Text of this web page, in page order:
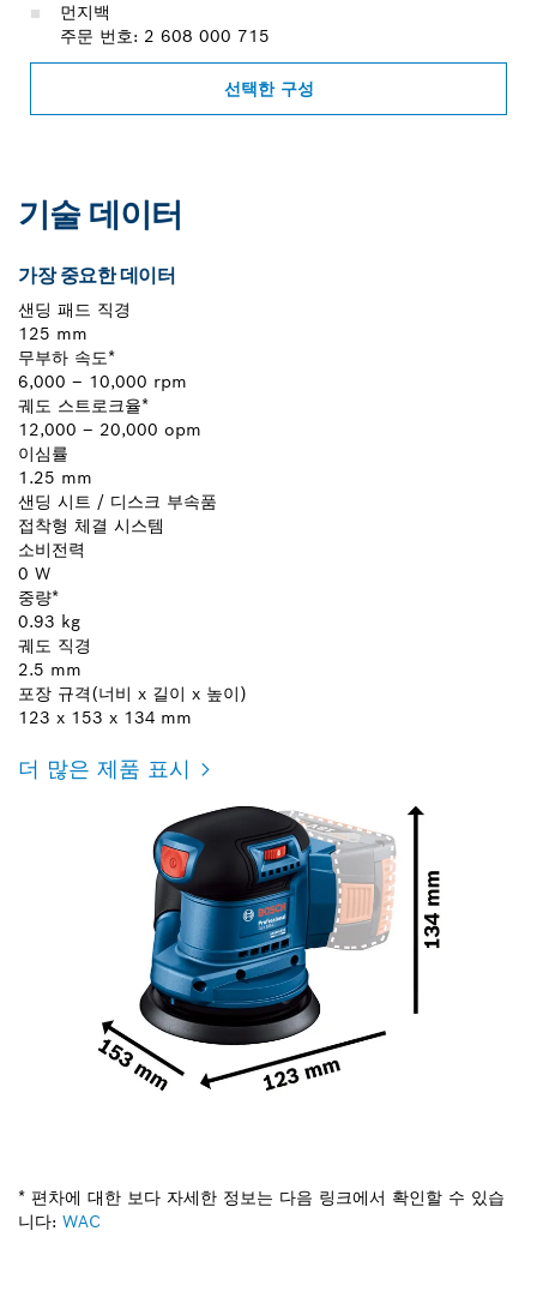
먼지백
주문 번호: 2 608 000 715
선택한 구성
기술 데이터
가장 중요한 데이터
샌딩 패드 직경
125 mm
무부하 속도*
6,000 – 10,000 rpm
궤도 스트로크율*
12,000 – 20,000 opm
이심률
1.25 mm
샌딩 시트 / 디스크 부속품
접착형 체결 시스템
소비전력
0 W
중량*
0.93 kg
궤도 직경
2.5 mm
포장 규격(너비 x 길이 x 높이)
123 x 153 x 134 mm
더 많은 제품 표시
* 편차에 대한 보다 자세한 정보는 다음 링크에서 확인할 수 있습
니다: WAC